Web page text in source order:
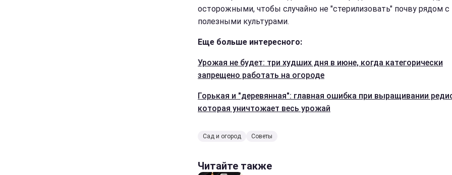
осторожными, чтобы случайно не "стерилизовать" почву рядом с
полезными культурами.
Еще больше интересного:
Урожая не будет: три худших дня в июне, когда категорически
запрещено работать на огороде
Горькая и "деревянная": главная ошибка при выращивании
которая уничтожает весь урожай
Сад и огород Советы
Читайте также